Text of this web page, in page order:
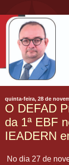
quinta-feira, 28 de
O DEFAD
da 1ª EBF
IEADERN
No dia 27 de